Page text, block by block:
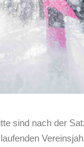
sind nach der